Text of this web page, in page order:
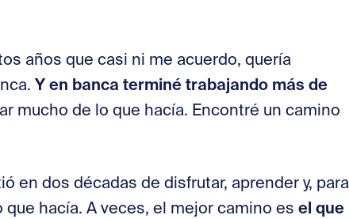
años que casi ni me acuerdo, quería
Y en banca terminé trabajando más de
mucho de lo que hacía. Encontré un camino
en dos décadas de disfrutar, aprender y, para
hacía. A veces, el mejor camino es el que